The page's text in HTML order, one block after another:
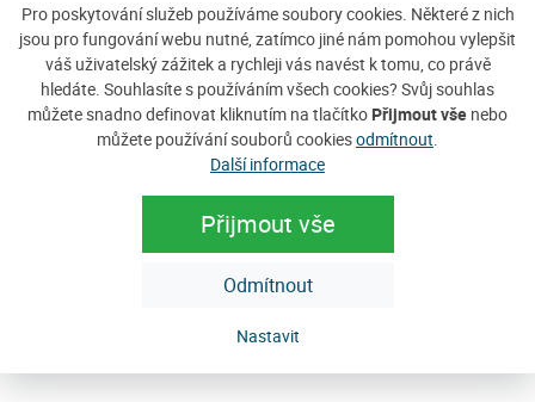
Pro poskytování služeb používáme soubory cookies. Některé z nich
jsou pro fungování webu nutné, zatímco jiné nám pomohou vylepšit
váš uživatelský zážitek a rychleji vás navést k tomu, co právě
hledáte. Souhlasíte s používáním všech cookies? Svůj souhlas
můžete snadno definovat kliknutím na tlačítko Přijmout vše nebo
můžete používání souborů cookiesodmítnout
Další informace
Přijmout vše
Odmítnout
Nastavit
Tábor Javorníček
Táborová základna s 15 chatkami pro 4
osoby zve malé i velké táborníky, všechny, kteří mají rádi
přírodu. I dospěláci se mohou vrátit do dětských...
Cena: 600 Kč za pokoj / noc